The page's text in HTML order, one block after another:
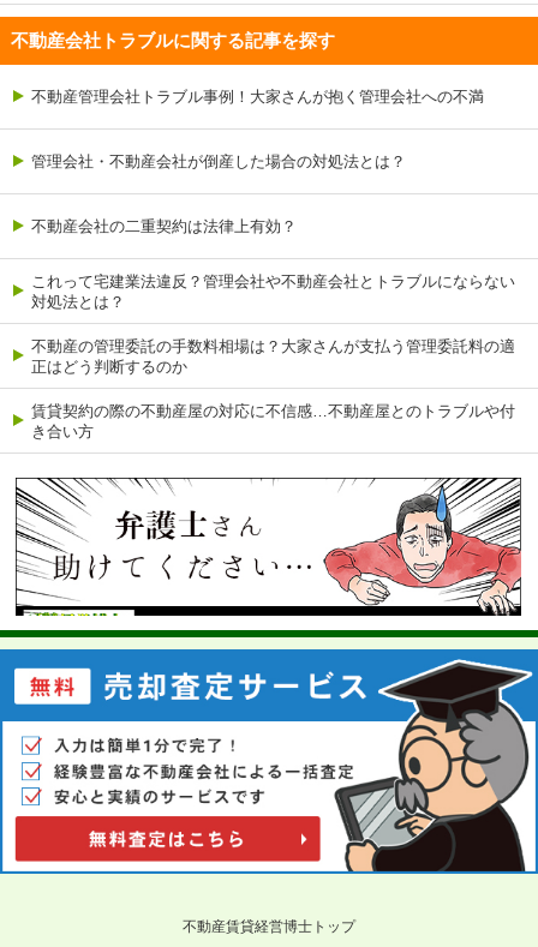
不動産会社トラブルに関する記事を探す
不動産管理会社トラブル事例！大家さんが抱く管理会社への不満
管理会社・不動産会社が倒産した場合の対処法とは？
不動産会社の二重契約は法律上有効？
これって宅建業法違反？管理会社や不動産会社とトラブルにならない
対処法とは？
不動産の管理委託の手数料相場は？大家さんが支払う管理委託料の適
正はどう判断するのか
賃貸契約の際の不動産屋の対応に不信感…不動産屋とのトラブルや付
き合い方
不動産賃貸経営博士トップ